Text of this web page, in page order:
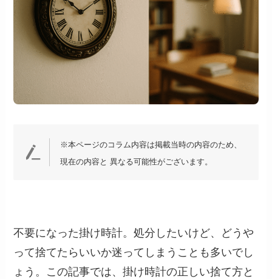
※本ページのコラム内容は掲載当時の内容のため、
現在の内容と 異なる可能性がございます。
不要になった掛け時計。処分したいけど、どうや
って捨てたらいいか迷ってしまうことも多いでし
ょう。この記事では、掛け時計の正しい捨て方と